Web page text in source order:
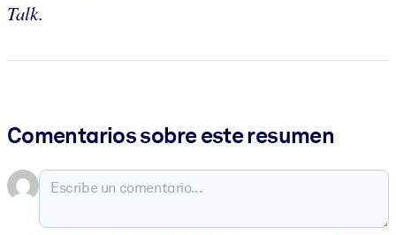
Talk.
Comentarios sobre este resumen